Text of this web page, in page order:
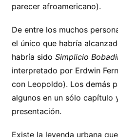
parecer afroamericano).
De entre los muchos
el único que habría
habría sido Simplicio
interpretado por Erdwin
con Leopoldo). Los demás
algunos en un sólo capítulo
presentación.
Existe la leyenda urbana